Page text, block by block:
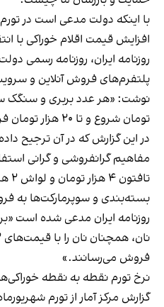
با اینکه دولت مدعی است در
افزایش قیمت اقلام خوراکی با
روزنامه ایران، روزنامه رسمی
پلتفرم‌های فروش آنلاین و
تومان شروع و تا ۲۰ هزار تومان فروخته می‌شود.»
در این گزارش که در آن ترجیح
مفاهیم گرانفروشی و گرانی
بسته‌بندی و سوپرمارکت‌ها به
روزنامه ایران مدعی شده است
فروش می‌رسانند.»
نرخ تورم نقطه به نقطه
گزارش مرکز آمار از تورم شهریورماه، ۳۷.۷ درصد اعلام